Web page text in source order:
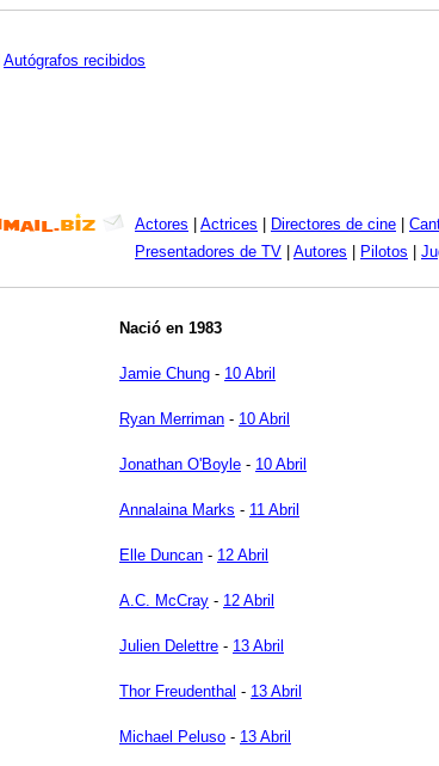
Autógrafos recibidos
Actores Actrices Directores de cine
Presentadores de TV
Autores Pilotos
Nació en 1983
Jamie Chung - 10 Abril
Ryan Merriman - 10 Abril
Jonathan O'Boyle - 10 Abril
Annalaina Marks - 11 Abril
Elle Duncan - 12 Abril
A.C. McCray - 12 Abril
Julien Delettre - 13 Abril
Thor Freudenthal - 13 Abril
Michael Peluso - 13 Abril